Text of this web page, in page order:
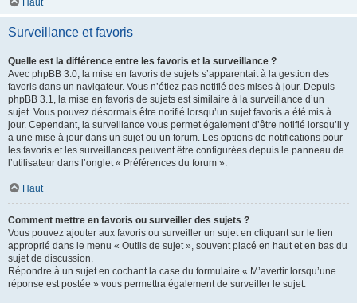
Haut
Surveillance et favoris
Quelle est la différence entre les favoris et la surveillance ?
Avec phpBB 3.0, la mise en favoris de sujets s’apparentait à la gestion des
favoris dans un navigateur. Vous n’étiez pas notifié des mises à jour. Depuis
phpBB 3.1, la mise en favoris de sujets est similaire à la surveillance d’un
sujet. Vous pouvez désormais être notifié lorsqu’un sujet favoris a été mis à
jour. Cependant, la surveillance vous permet également d’être notifié lorsqu’il y
a une mise à jour dans un sujet ou un forum. Les options de notifications pour
les favoris et les surveillances peuvent être configurées depuis le panneau de
l’utilisateur dans l’onglet « Préférences du forum ».
Haut
Comment mettre en favoris ou surveiller des sujets ?
Vous pouvez ajouter aux favoris ou surveiller un sujet en cliquant sur le lien
approprié dans le menu « Outils de sujet », souvent placé en haut et en bas du
sujet de discussion.
Répondre à un sujet en cochant la case du formulaire « M’avertir lorsqu’une
réponse est postée » vous permettra également de surveiller le sujet.